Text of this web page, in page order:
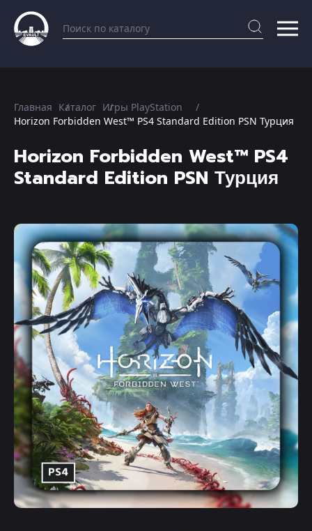
Главная Каталог Игры PlayStation
Horizon Forbidden West™ PS4 Standard Edition PSN Турция
Horizon Forbidden West™ PS4
Standard Edition PSN Турция